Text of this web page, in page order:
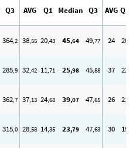
Q3 AVG Q1 Median Q3 AVG Q1
364,2 38,55 20,43 45,64 49,77 24 20
285,9 32,42 11,71 25,98 45,88 37 22
362,7 37,13 24,68 39,07 47,65 26 21
315,0 28,58 14,35 23,79 47,63 30 19